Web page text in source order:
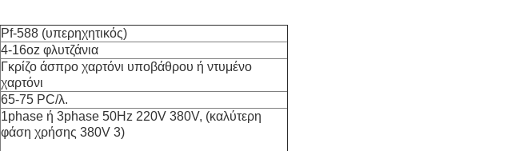
Pf-588 (υπερηχητικός)
4-16oz φλυτζάνια
Γκρίζο άσπρο χαρτόνι υποβάθρου ή ντυμένο
χαρτόνι
65-75 PC/λ.
1phase ή 3phase 50Hz 220V 380V, (καλύτερη
φάση χρήσης 380V 3)